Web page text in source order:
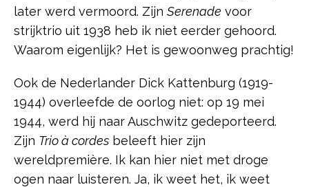
later werd vermoord. Zijn Serenade voor
strijktrio uit 1938 heb ik niet eerder gehoord.
Waarom eigenlijk? Het is gewoonweg prachtig!
Ook de Nederlander Dick Kattenburg (1919-
1944) overleefde de oorlog niet: op 19 mei
1944, werd hij naar Auschwitz gedeporteerd.
Zijn Trio à cordes beleeft hier zijn
wereldpremière. Ik kan hier niet met droge
ogen naar luisteren. Ja, ik weet het, ik weet